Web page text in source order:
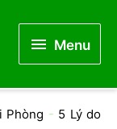
MenuMenu
Phòng - 5 Lý do